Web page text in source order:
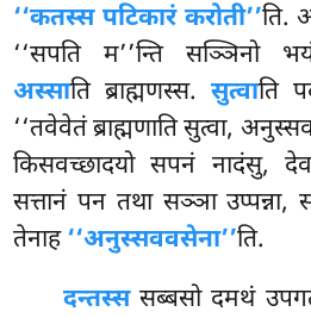
‘‘कतस्स पटिकारं करोती’’ति.
‘‘सपति म’’न्ति सञ्ञिनो
अस्साति ब्राह्मणस्स.सुत्वाति
‘‘तवेवेतं ब्राह्मणातिसुत्वा,
किसवच्छादयो सपनं नादंसु,
सत्तानं पन तथा सञ्ञा उप्पन्ना,
तेनाह‘‘अनुस्सववसेना’’ति.
दन्तस्ससब्बसो दमथं